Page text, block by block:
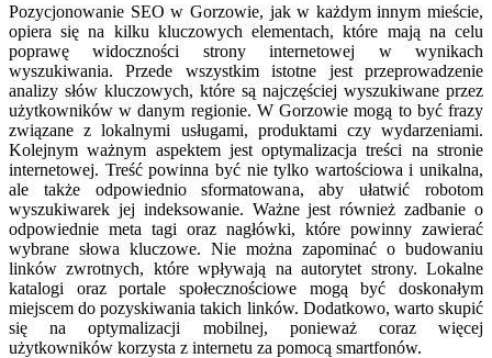
Pozycjonowanie SEO w Gorzowie, jak w każdym innym mieście,
opiera się na kilku kluczowych elementach, które mają na celu
poprawę widoczności strony internetowej w wynikach
wyszukiwania. Przede wszystkim istotne jest przeprowadzenie
analizy słów kluczowych, które są najczęściej wyszukiwane przez
użytkowników w danym regionie. W Gorzowie mogą to być frazy
związane z lokalnymi usługami, produktami czy wydarzeniami.
Kolejnym ważnym aspektem jest optymalizacja treści na stronie
internetowej. Treść powinna być nie tylko wartościowa i unikalna,
ale także odpowiednio sformatowana, aby ułatwić robotom
wyszukiwarek jej indeksowanie. Ważne jest również zadbanie o
odpowiednie meta tagi oraz nagłówki, które powinny zawierać
wybrane słowa kluczowe. Nie można zapominać o budowaniu
linków zwrotnych, które wpływają na autorytet strony. Lokalne
katalogi oraz portale społecznościowe mogą być doskonałym
miejscem do pozyskiwania takich linków. Dodatkowo, warto skupić
się na optymalizacji mobilnej, ponieważ coraz więcej
użytkowników korzysta z internetu za pomocą smartfonów.